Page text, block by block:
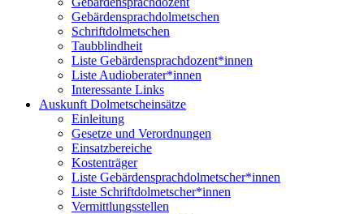
Gebärdensprachdolmetschen
Schriftdolmetschen
Taubblindheit
Liste Gebärdensprachdozent*innen
Liste Audioberater*innen
Interessante Links
Auskunft Dolmetscheinsätze
Einleitung
Gesetze und Verordnungen
Einsatzbereiche
Kostenträger
Liste Gebärdensprachdolmetscher*innen
Liste Schriftdolmetscher*innen
Vermittlungsstellen